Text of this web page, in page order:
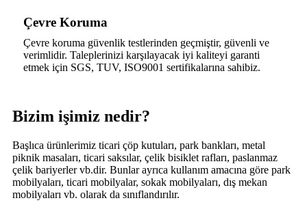
Çevre Koruma
Çevre koruma güvenlik testlerinden geçmiştir, güvenli ve
verimlidir. Taleplerinizi karşılayacak iyi kaliteyi garanti
etmek için SGS, TUV, ISO9001 sertifikalarına sahibiz.
Bizim işimiz nedir?
Başlıca ürünlerimiz ticari çöp kutuları, park bankları, metal
piknik masaları, ticari saksılar, çelik bisiklet rafları, paslanmaz
çelik bariyerler vb.dir. Bunlar ayrıca kullanım amacına göre park
mobilyaları, ticari mobilyalar, sokak mobilyaları, dış mekan
mobilyaları vb. olarak da sınıflandırılır.